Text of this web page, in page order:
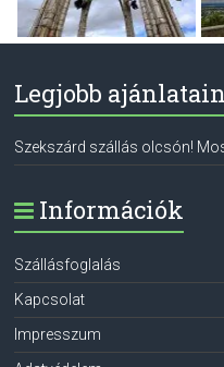
Legjobb
Szekszárd szállás olcsón!
Információk
Szállásfoglalás
Kapcsolat
Impresszum